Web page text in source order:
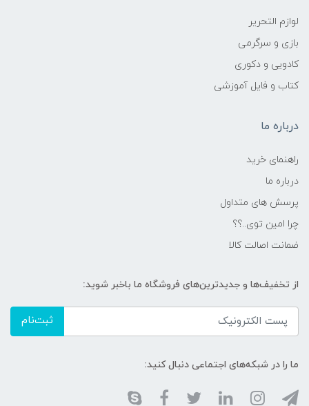
لوازم التحریر
بازی و سرگرمی
کادویی و دکوری
کتاب و فایل آموزشی
درباره ما
راهنمای خرید
درباره ما
پرسش های متداول
چرا امین توی..؟؟
ضمانت اصالت کالا
از تخفیف‌ها و جدیدترین‌های فروشگاه ما باخبر شوید:
ثبت‌نام
ما را در شبکه‌های اجتماعی دنبال کنید: